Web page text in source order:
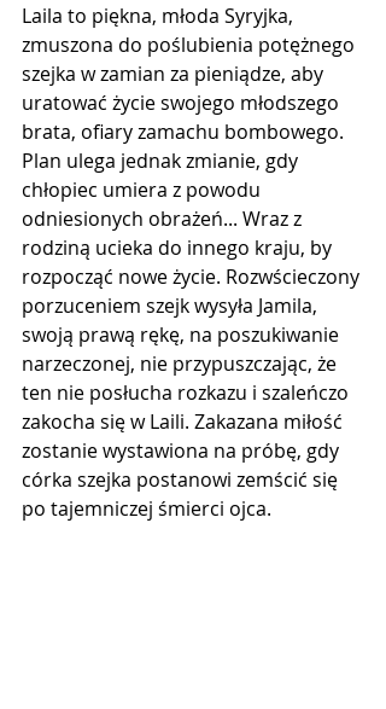
Laila to piękna, młoda Syryjka,
zmuszona do poślubienia potężnego
szejka w zamian za pieniądze, aby
uratować życie swojego młodszego
brata, ofiary zamachu bombowego.
Plan ulega jednak zmianie, gdy
chłopiec umiera z powodu
odniesionych obrażeń... Wraz z
rodziną ucieka do innego kraju, by
rozpocząć nowe życie. Rozwścieczony
porzuceniem szejk wysyła Jamila,
swoją prawą rękę, na poszukiwanie
narzeczonej, nie przypuszczając, że
ten nie posłucha rozkazu i szaleńczo
zakocha się w Laili. Zakazana miłość
zostanie wystawiona na próbę, gdy
córka szejka postanowi zemścić się
po tajemniczej śmierci ojca.